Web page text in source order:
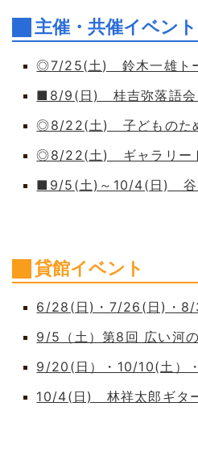
主催・共催イベント
◎7/25(土) 鈴木一雄トー
■8/9(日) 桂吉弥落語会
◎8/22(土) 子どものため
◎8/22(土) ギャラリー
■9/5(土)～10/4(日) 谷
貸館イベント
6/28(日)・7/26(日)・
9/5（土）第8回 広い河
9/20(日）・10/10(土）
10/4(日) 林祥太郎ギタ